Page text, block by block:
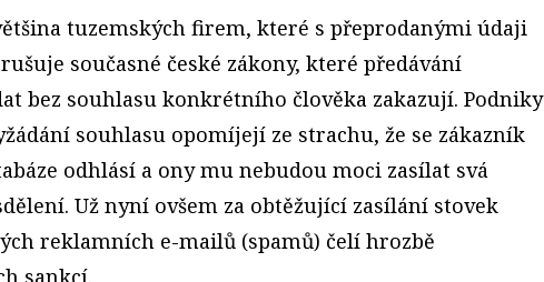
tuzemských firem, které s přeprodanými údaji
současné české zákony, které předávání
bez souhlasu konkrétního člověka zakazují. Podniky
souhlasu opomíjejí ze strachu, že se zákazník
odhlásí a ony mu nebudou moci zasílat svá
Už nyní ovšem za obtěžující zasílání stovek
reklamních e-mailů (spamů) čelí hrozbě
sankcí.